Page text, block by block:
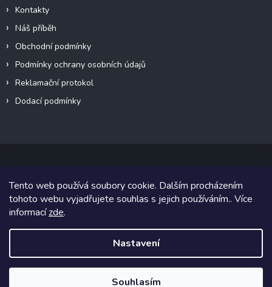
Tento web používá soubory cookie. Dalším procházením
tohoto webu vyjadřujete souhlas s jejich používáním.. Více
informacízde.
Nastavení
Souhlasím
Kontakty
Náš příběh
Obchodní podmínky
Podmínky ochrany osobních údajů
Reklamační protokol
Dodací podmínky
Copyright 2026VeteránMoto s.r.o.. Všechna práva vyhrazena.
Grafický návrh vytvořil a na Shoptet implementoval
Shoptetak.cz.
Vytvořil Shoptet